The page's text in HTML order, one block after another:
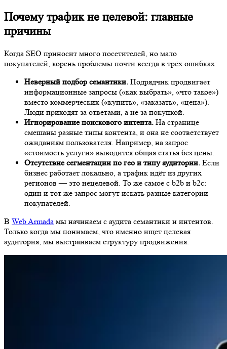
Почему трафик не целевой: главные
причины
Когда SEO приносит много посетителей, но мало
покупателей, корень проблемы почти всегда в трёх ошибках:
Неверный подбор семантики. Подрядчик продвигает
информационные запросы («как выбрать», «что такое»)
вместо коммерческих («купить», «заказать», «цена»).
Люди приходят за ответами, а не за покупкой.
Игнорирование поискового интента. На странице
смешаны разные типы контента, и она не соответствует
ожиданиям пользователя. Например, на запрос
«стоимость услуги» выводится общая статья без цены.
Отсутствие сегментации по гео и типу аудитории. Если
бизнес работает локально, а трафик идёт из других
регионов — это нецелевой. То же самое с b2b и b2c:
один и тот же запрос могут искать разные категории
покупателей.
В Web Armada мы начинаем с аудита семантики и интентов.
Только когда мы понимаем, что именно ищет целевая
аудитория, мы выстраиваем структуру продвижения.